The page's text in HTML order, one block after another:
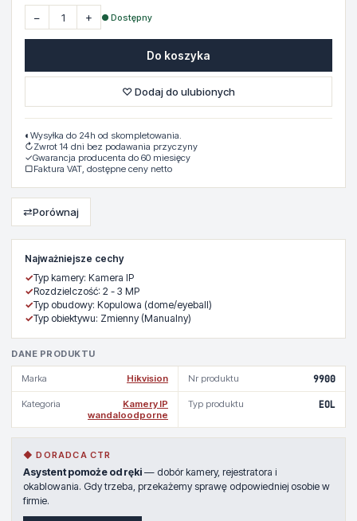
Najważniejsze cechy
✓Typ kamery: Kamera IP
✓Rozdzielczość: 2 - 3 MP
✓Typ obudowy: Kopulowa (dome/eyeball)
✓Typ obiektywu: Zmienny (Manualny)
DANE PRODUKTU
Marka Hikvision Nr produktu 9900
Kategoria
Kamery IP
wandaloodporne
Typ produktu EOL
◆ DORADCA CTR
Asystent pomoże od ręki — dobór kamery, rejestratora i
okablowania. Gdy trzeba, przekażemy sprawę odpowiedniej osobie w
firmie.
− + ● Dostępny
Do koszyka
♡ Dodaj do ulubionych
◐ Wysyłka do 24h od skompletowania.
↻Zwrot 14 dni bez podawania przyczyny
✓Gwarancja producenta do 60 miesięcy
▢Faktura VAT, dostępne ceny netto
⇄Porównaj